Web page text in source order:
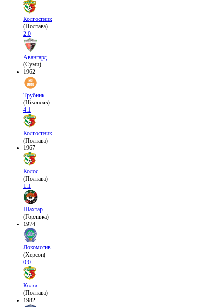
Колгоспник
(Полтава)
2:0
Авангард
(Суми)
1962
Трубник
(Нікополь)
4:1
Колгоспник
(Полтава)
1967
Колос
(Полтава)
1:1
Шахтар
(Горлівка)
1974
Локомотив
(Херсон)
0:0
Колос
(Полтава)
1982